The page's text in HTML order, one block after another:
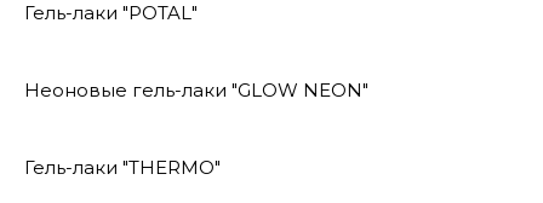
Гель-лаки "POTAL"
Неоновые гель-лаки "GLOW NEON"
Гель-лаки "THERMO"